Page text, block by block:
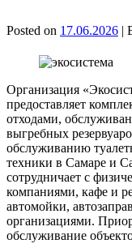
Posted on 17.06.2026 |
Организация
предоставляет
отходами,
выгребных
обслуживанию
техники в Самаре и
сотрудничает с
компаниями, кафе и
автомойки,
организациями.
обслуживание